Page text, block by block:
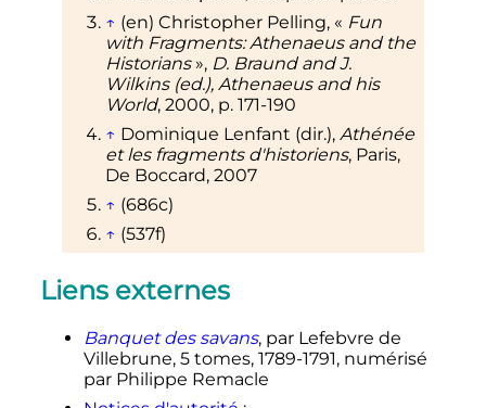
↑ (en) Christopher Pelling, « Fun
with Fragments: Athenaeus and the
Historians », D. Braund and J.
Wilkins (ed.), Athenaeus and his
World, 2000, p. 171-190
↑ Dominique Lenfant (dir.), Athénée
et les fragments d'historiens, Paris,
De Boccard, 2007
↑ (686c)
↑ (537f)
Liens externes
Banquet des savans, par Lefebvre de
Villebrune, 5 tomes, 1789-1791, numérisé
par Philippe Remacle